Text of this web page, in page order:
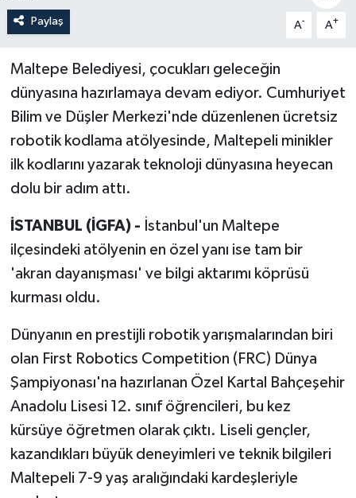
Paylaş A- A+
Maltepe Belediyesi, çocukları geleceğin
dünyasına hazırlamaya devam ediyor. Cumhuriyet
Bilim ve Düşler Merkezi'nde düzenlenen ücretsiz
robotik kodlama atölyesinde, Maltepeli minikler
ilk kodlarını yazarak teknoloji dünyasına heyecan
dolu bir adım attı.
İSTANBUL (İGFA) - İstanbul'un Maltepe
ilçesindeki atölyenin en özel yanı ise tam bir
'akran dayanışması' ve bilgi aktarımı köprüsü
kurması oldu.
Dünyanın en prestijli robotik yarışmalarından biri
olan First Robotics Competition (FRC) Dünya
Şampiyonası'na hazırlanan Özel Kartal Bahçeşehir
Anadolu Lisesi 12. sınıf öğrencileri, bu kez
kürsüye öğretmen olarak çıktı. Liseli gençler,
kazandıkları büyük deneyimleri ve teknik bilgileri
Maltepeli 7-9 yaş aralığındaki kardeşleriyle